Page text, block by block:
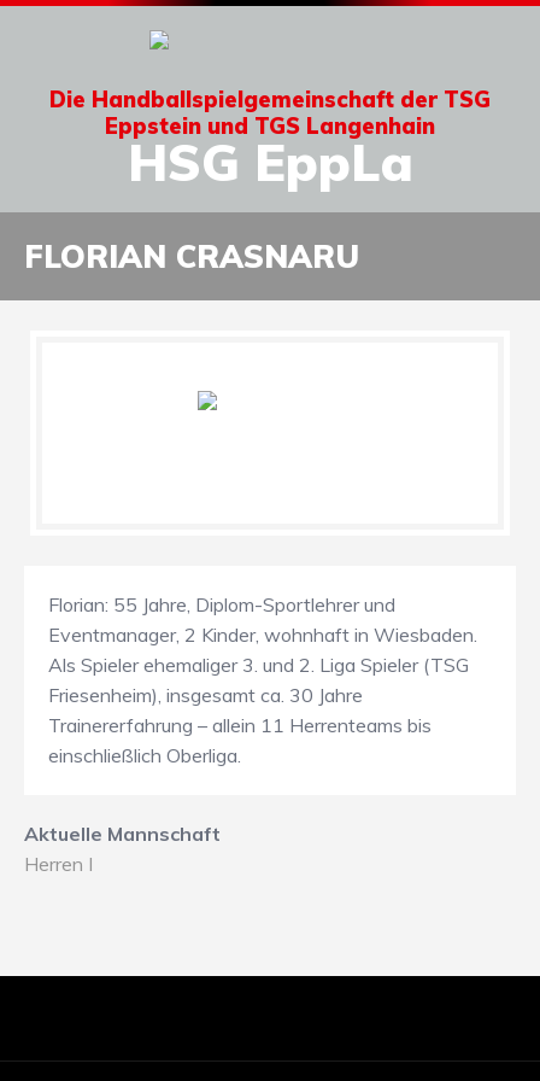
Die Handballspielgemeinschaft der TSG
Eppstein und TGS Langenhain
HSG EppLa
FLORIAN CRASNARU
Florian: 55 Jahre, Diplom-Sportlehrer und
Eventmanager, 2 Kinder, wohnhaft in Wiesbaden.
Als Spieler ehemaliger 3. und 2. Liga Spieler (TSG
Friesenheim), insgesamt ca. 30 Jahre
Trainererfahrung – allein 11 Herrenteams bis
einschließlich Oberliga.
Aktuelle Mannschaft
Herren I